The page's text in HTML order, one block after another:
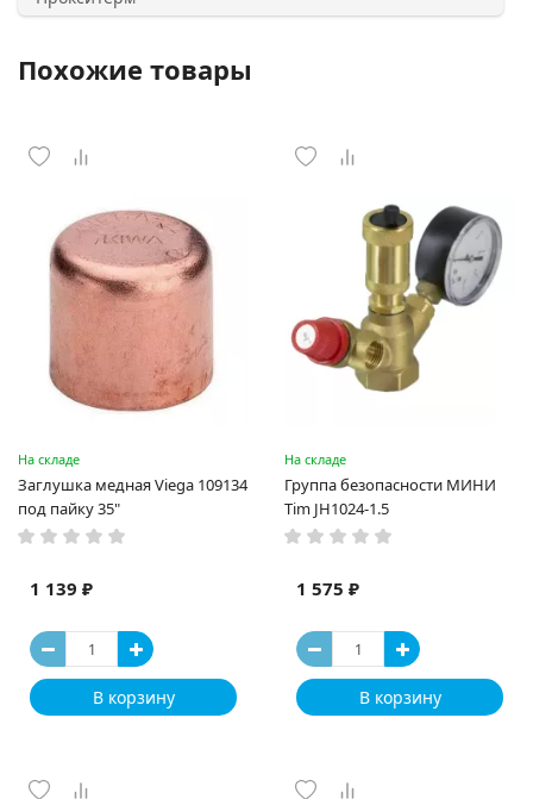
Похожие товары
На складе
Заглушка медная Viega 109134
под пайку 35"
1 139 ₽
В корзину
На складе
Группа безопасности МИНИ
Tim JH1024-1.5
1 575 ₽
В корзину